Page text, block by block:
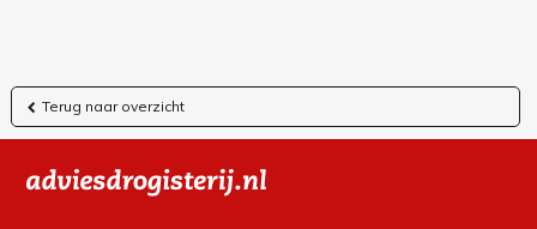
Terug naar overzicht